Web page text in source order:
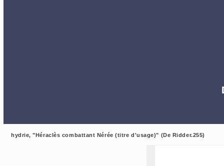
hydrie, "Héraclès combattant Nérée (titre d'usage)" (De Ridder.255)